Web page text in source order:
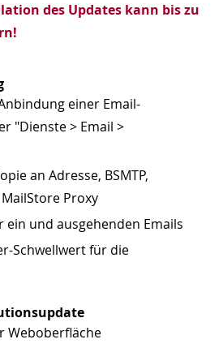
des Updates kann bis zu
einer Email-
"Dienste > Email >
an Adresse, BSMTP,
MailStore Proxy
ein und ausgehenden Emails
Schwellwert für die
Weboberfläche